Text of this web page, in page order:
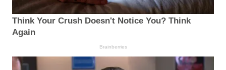
Think Your Crush Doesn't Notice You? Think
Again
Brainberries